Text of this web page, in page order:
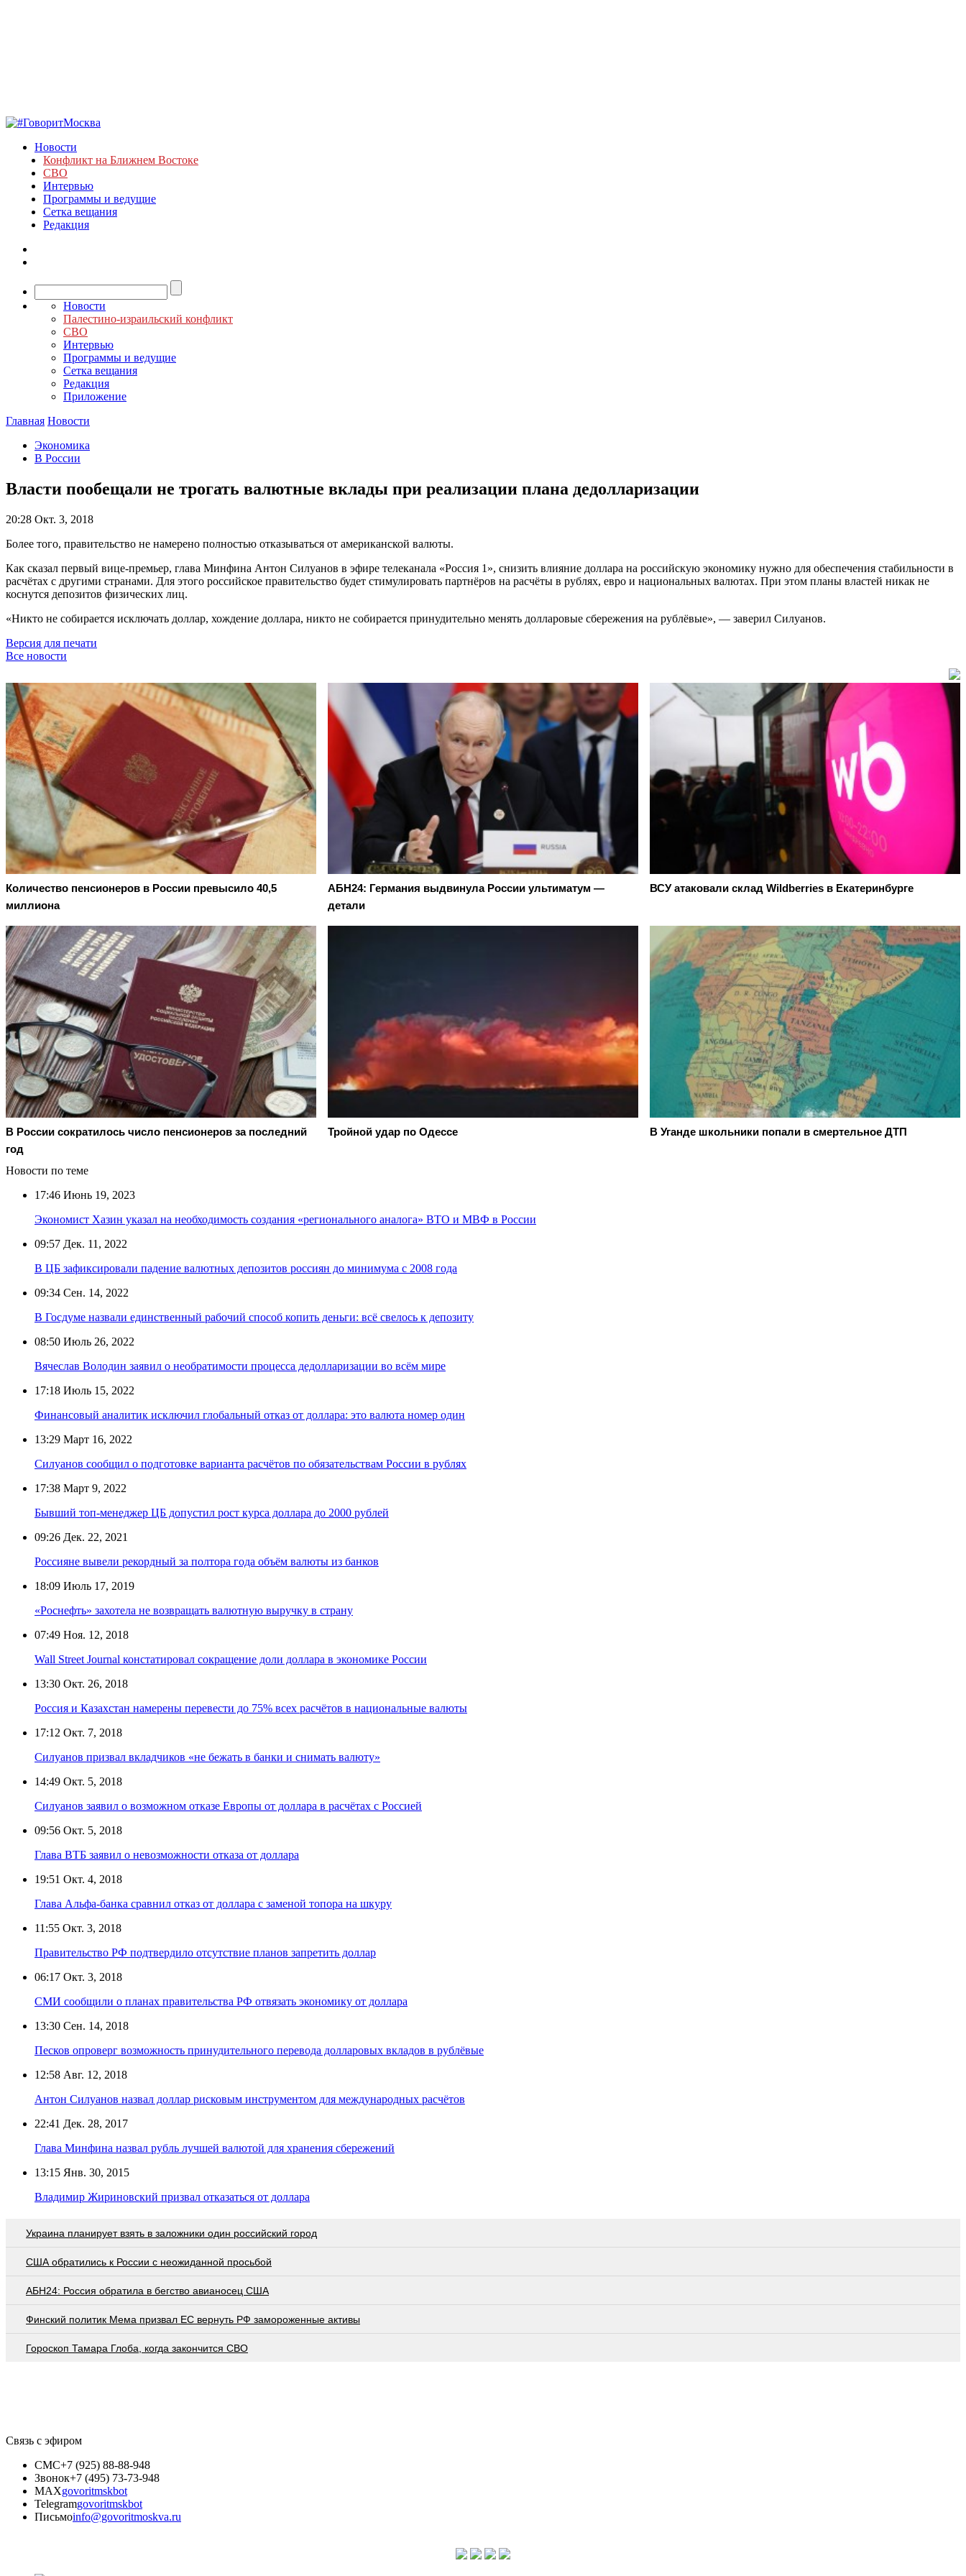
Новости
Конфликт на Ближнем Востоке
СВО
Интервью
Программы и ведущие
Сетка вещания
Редакция
Новости
Палестино-израильский конфликт
СВО
Интервью
Программы и ведущие
Сетка вещания
Редакция
Приложение
Главная Новости
Экономика
В России
Власти пообещали не трогать валютные вклады при реализации плана дедолларизации
20:28 Окт. 3, 2018
Более того, правительство не намерено полностью отказываться от американской валюты.
Как сказал первый вице-премьер, глава Минфина Антон Силуанов в эфире телеканала «Россия 1», снизить влияние доллара на российскую экономику нужно для обеспечения стабильности в
расчётах с другими странами. Для этого российское правительство будет стимулировать партнёров на расчёты в рублях, евро и национальных валютах. При этом планы властей никак не
коснутся депозитов физических лиц.
«Никто не собирается исключать доллар, хождение доллара, никто не собирается принудительно менять долларовые сбережения на рублёвые», — заверил Силуанов.
Версия для печати
Все новости
Количество пенсионеров в России превысило 40,5
миллиона
АБН24: Германия выдвинула России ультиматум —
детали
ВСУ атаковали склад Wildberries в Екатеринбурге
В России сократилось число пенсионеров за последний
год
Тройной удар по Одессe В Уганде школьники попали в смертельное ДТП
Новости по теме
17:46 Июнь 19, 2023
Экономист Хазин указал на необходимость создания «регионального аналога» ВТО и МВФ в России
09:57 Дек. 11, 2022
В ЦБ зафиксировали падение валютных депозитов россиян до минимума с 2008 года
09:34 Сен. 14, 2022
В Госдуме назвали единственный рабочий способ копить деньги: всё свелось к депозиту
08:50 Июль 26, 2022
Вячеслав Володин заявил о необратимости процесса дедолларизации во всём мире
17:18 Июль 15, 2022
Финансовый аналитик исключил глобальный отказ от доллара: это валюта номер один
13:29 Март 16, 2022
Силуанов сообщил о подготовке варианта расчётов по обязательствам России в рублях
17:38 Март 9, 2022
Бывший топ-менеджер ЦБ допустил рост курса доллара до 2000 рублей
09:26 Дек. 22, 2021
Россияне вывели рекордный за полтора года объём валюты из банков
18:09 Июль 17, 2019
«Роснефть» захотела не возвращать валютную выручку в страну
07:49 Ноя. 12, 2018
Wall Street Journal констатировал сокращение доли доллара в экономике России
13:30 Окт. 26, 2018
Россия и Казахстан намерены перевести до 75% всех расчётов в национальные валюты
17:12 Окт. 7, 2018
Силуанов призвал вкладчиков «не бежать в банки и снимать валюту»
14:49 Окт. 5, 2018
Силуанов заявил о возможном отказе Европы от доллара в расчётах с Россией
09:56 Окт. 5, 2018
Глава ВТБ заявил о невозможности отказа от доллара
19:51 Окт. 4, 2018
Глава Альфа-банка сравнил отказ от доллара с заменой топора на шкуру
11:55 Окт. 3, 2018
Правительство РФ подтвердило отсутствие планов запретить доллар
06:17 Окт. 3, 2018
СМИ сообщили о планах правительства РФ отвязать экономику от доллара
13:30 Сен. 14, 2018
Песков опроверг возможность принудительного перевода долларовых вкладов в рублёвые
12:58 Авг. 12, 2018
Антон Силуанов назвал доллар рисковым инструментом для международных расчётов
22:41 Дек. 28, 2017
Глава Минфина назвал рубль лучшей валютой для хранения сбережений
13:15 Янв. 30, 2015
Владимир Жириновский призвал отказаться от доллара
Украина планирует взять в заложники один российский город
США обратились к России с неожиданной просьбой
АБН24: Россия обратила в бегство авианосец США
Финский политик Мема призвал ЕС вернуть РФ замороженные активы
Гороскоп Тамара Глоба, когда закончится СВО
Связь с эфиром
СМС+7 (925) 88-88-948
Звонок+7 (495) 73-73-948
MAXgovoritmskbot
Telegramgovoritmskbot
Письмоinfo@govoritmoskva.ru